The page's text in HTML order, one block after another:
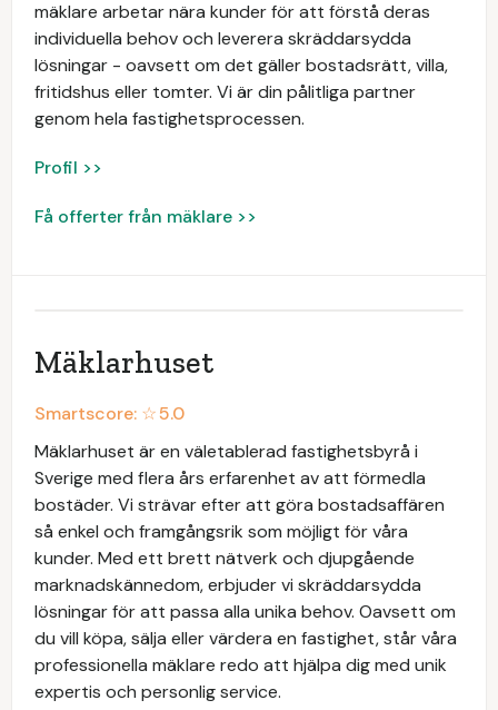
mäklare arbetar nära kunder för att förstå deras
individuella behov och leverera skräddarsydda
lösningar - oavsett om det gäller bostadsrätt, villa,
fritidshus eller tomter. Vi är din pålitliga partner
genom hela fastighetsprocessen.
Profil >>
Få offerter från mäklare >>
Mäklarhuset
Smartscore: ☆5.0
Mäklarhuset är en väletablerad fastighetsbyrå i
Sverige med flera års erfarenhet av att förmedla
bostäder. Vi strävar efter att göra bostadsaffären
så enkel och framgångsrik som möjligt för våra
kunder. Med ett brett nätverk och djupgående
marknadskännedom, erbjuder vi skräddarsydda
lösningar för att passa alla unika behov. Oavsett om
du vill köpa, sälja eller värdera en fastighet, står våra
professionella mäklare redo att hjälpa dig med unik
expertis och personlig service.